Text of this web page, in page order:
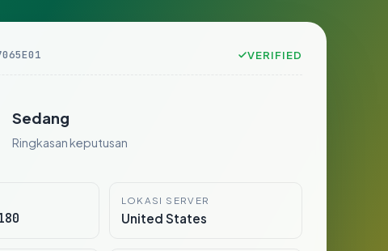
VERIFIED
Sedang
Ringkasan keputusan
LOKASI SERVER
United States